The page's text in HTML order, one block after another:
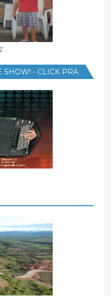
SHOW! - CLICK PRA